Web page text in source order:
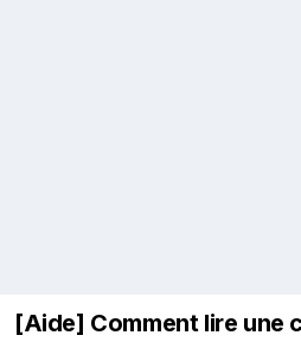
[Aide] Comment lire une